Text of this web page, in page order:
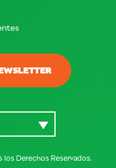
Derechos Reservados.